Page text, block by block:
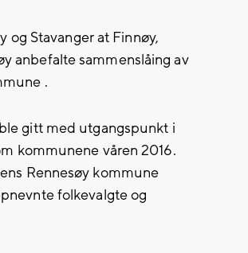
og Stavanger at Finnøy,
anbefalte sammenslåing av
.
gitt med utgangspunkt i
kommunene våren 2016.
Rennesøy kommune
folkevalgte og